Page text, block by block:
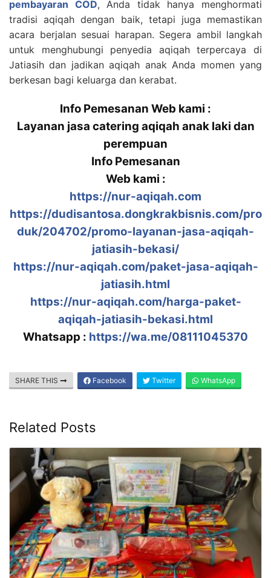
pembayaran COD, Anda tidak hanya menghormati
tradisi aqiqah dengan baik, tetapi juga memastikan
acara berjalan sesuai harapan. Segera ambil langkah
untuk menghubungi penyedia aqiqah terpercaya di
Jatiasih dan jadikan aqiqah anak Anda momen yang
berkesan bagi keluarga dan kerabat.
Info Pemesanan Web kami :
Layanan jasa catering aqiqah anak laki dan
perempuan
Info Pemesanan
Web kami :
https://nur-aqiqah.com
https://dudisantosa.dongkrakbisnis.com/pro
duk/204702/promo-layanan-jasa-aqiqah-
jatiasih-bekasi/
https://nur-aqiqah.com/paket-jasa-aqiqah-
jatiasih.html
https://nur-aqiqah.com/harga-paket-
aqiqah-jatiasih-bekasi.html
Whatsapp : https://wa.me/08111045370
SHARE THIS Facebook Twitter WhatsApp
Related Posts